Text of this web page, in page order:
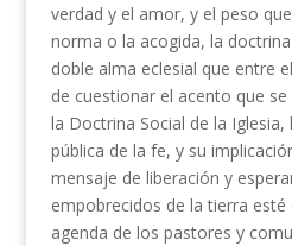
verdad y el amor, y el peso
norma o la acogida, la
doble alma eclesial que entre
de cuestionar el acento que
la Doctrina Social de la
pública de la fe, y su
mensaje de liberación y
empobrecidos de la tierra
agenda de los pastores y